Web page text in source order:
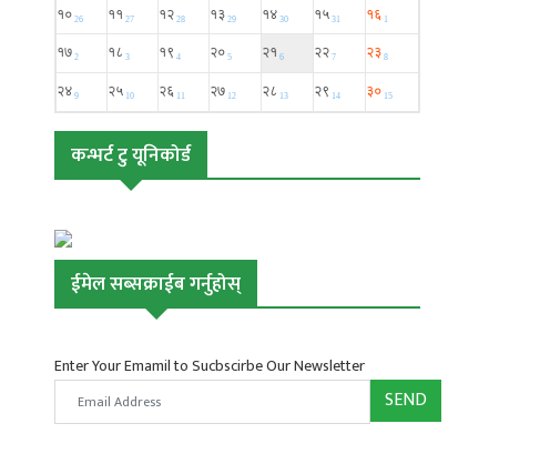
कन्भर्ट टु यूनिकोर्ड
ईमेल सब्सक्राईब गर्नुहोस्
Enter Your Emamil to Sucbscirbe Our Newsletter
SEND